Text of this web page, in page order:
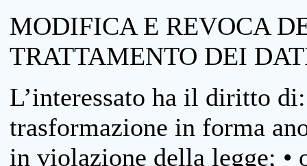
MODIFICA E REVOCA
TRATTAMENTO DEI
L’interessato ha il diritto
trasformazione in forma
in violazione della legge; •